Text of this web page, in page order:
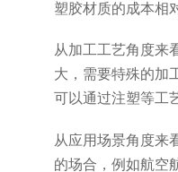
塑胶材质的成本相
从加工工艺角度来
大，需要特殊的加
可以通过注塑等工
从应用场景角度来
的场合，例如航空